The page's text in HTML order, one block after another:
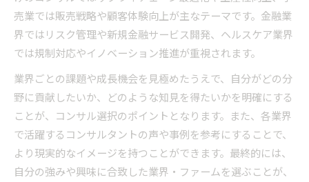
売業では販売戦略や顧客体験向上が主なテーマです。金融業
界ではリスク管理や新規金融サービス開発、ヘルスケア業界
では規制対応やイノベーション推進が重視されます。
業界ごとの課題や成長機会を見極めたうえで、自分がどの分
野に貢献したいか、どのような知見を得たいかを明確にする
ことが、コンサル選択のポイントとなります。また、各業界
で活躍するコンサルタントの声や事例を参考にすることで、
より現実的なイメージを持つことができます。最終的には、
自分の強みや興味に合致した業界・ファームを選ぶことが、